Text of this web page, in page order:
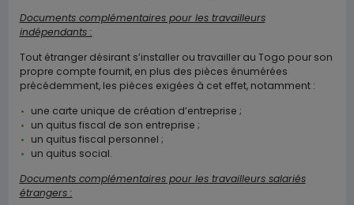
Documents complémentaires pour les travailleurs
indépendants :
Tout étranger désirant s’installer ou travailler au Togo pour son
propre compte fournit, en plus des pièces énumérées
précédemment, les pièces exigées à cet effet, notamment :
une carte unique de création d’entreprise ;
un quitus fiscal de son entreprise ;
un quitus fiscal personnel ;
un quitus social.
Documents complémentaires pour les travailleurs salariés
étrangers :